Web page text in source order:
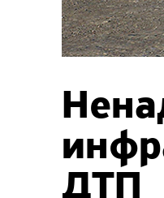
ДТП